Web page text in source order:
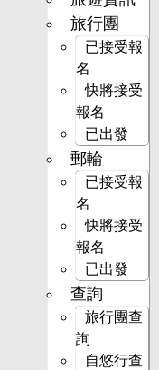
旅行團
已接受報
名
快將接受
報名
已出發
郵輪
已接受報
名
快將接受
報名
已出發
查詢
旅行團查
詢
自悠行查